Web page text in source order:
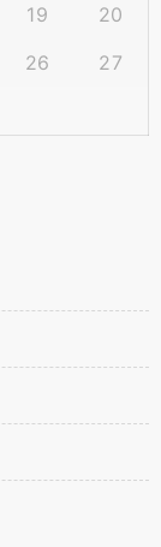
19
20
26
27